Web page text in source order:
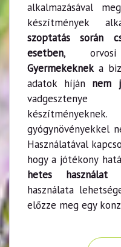
alkalmazásával
készítmények
szoptatás során
esetben, orvosi
Gyermekekneka
adatok híján nem
vadgesztenye
gyógynövényekkel
Használatával
hogy a jótékony
hetes használat
használata
előzze meg egy